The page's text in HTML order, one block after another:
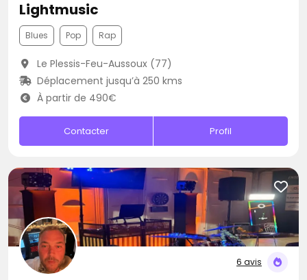
Lightmusic
Blues Pop Rap
Le Plessis-Feu-Aussoux (77)
Déplacement jusqu’à 250 kms
À partir de 490€
Contacter Profil
6 avis